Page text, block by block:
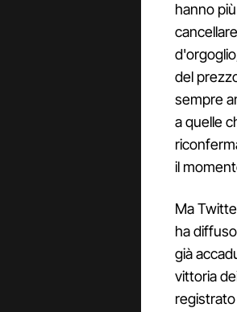
hanno
del
sempre
a quelle
il
Ma
ha
già
vittoria